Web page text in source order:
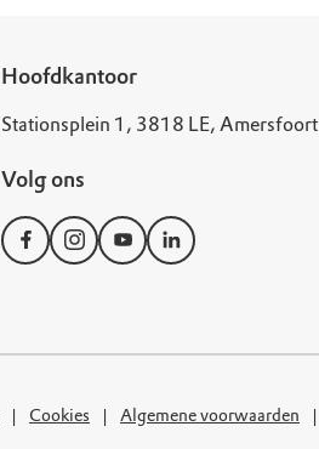
Hoofdkantoor
Stationsplein 1, 3818 LE, Amersfoort
Volg ons
Cookies Algemene voorwaarden